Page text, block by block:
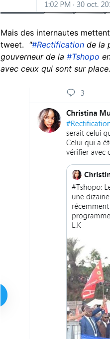
Mais des internautes
tweet. "#Rectification de la
gouverneur de la #Tshopo
avec ceux qui sont sur